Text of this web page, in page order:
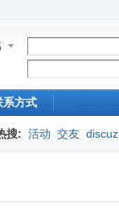
系方式
搜: 活动 交友 discuz